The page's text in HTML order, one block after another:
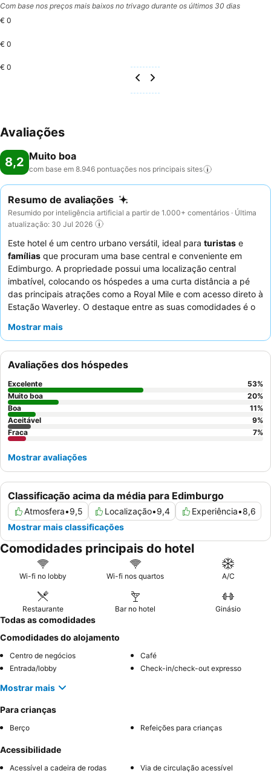
Com base nos preços mais baixos no trivago durante os últimos 30 dias
€ 0
€ 0
€ 0
Avaliações
8,2 Muito boa
com base em 8.946 pontuações nos principais sites
Resumo de avaliações
Resumido por inteligência artificial a partir de 1.000+ comentários · Última
atualização: 30 Jul 2026
Este hotel é um centro urbano versátil, ideal para turistas e
famílias que procuram uma base central e conveniente em
Edimburgo. A propriedade possui uma localização central
imbatível, colocando os hóspedes a uma curta distância a pé
das principais atrações como a Royal Mile e com acesso direto à
Estação Waverley. O destaque entre as suas comodidades é o
grande variedade de opções frescas e de qualidade, incluindo
natureza atenciosa e amigável da equipa do hotel, que se
esforça para garantir uma estadia agradável, complementada
por deliciosas opções de refeições ao longo do dia. Para
aqueles que desejam espaço extra e vistas melhoradas,
considere reservar um dos quartos de tamanho generoso nos
andares superiores.
Mostrar mais
Classificação acima da média para Edimburgo
Atmosfera•9,5 Localização•9,4 Experiência•8,6
Mostrar mais classificações
Avaliações dos hóspedes
Excelente 53%
Muito boa
20%
Boa
11%
Aceitável
9%
Fraca
7%
Mostrar avaliações
Comodidades principais do hotel
Wi-fi no lobby Wi-fi nos quartos A/C
Restaurante Bar no hotel Ginásio
Todas as comodidades
Comodidades do alojamento
Centro de negócios
Café
Entrada/lobby
Check-in/check-out expresso
Mostrar mais
Para crianças
Berço Refeições para crianças
Acessibilidade
Acessível a cadeira de rodas Via de circulação acessível